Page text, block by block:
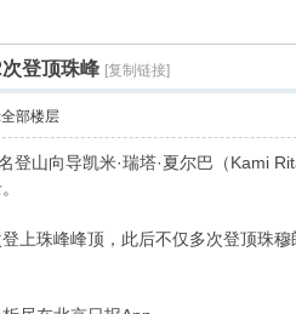
登顶珠峰 [复制链接]
部楼层
登山向导凯米·瑞塔·夏尔巴（Kami
上珠峰峰顶，此后不仅多次登顶珠